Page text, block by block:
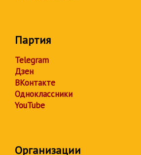
Партия
Telegram
Дзен
ВКонтакте
Одноклассники
YouTube
Организации